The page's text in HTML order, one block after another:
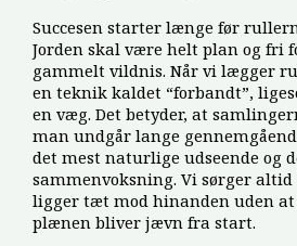
Succesen starter længe før
Jorden skal være helt plan og fri
gammelt vildnis. Når vi lægger
en teknik kaldet “forbandt”,
en væg. Det betyder, at
man undgår lange
det mest naturlige udseende og
sammenvoksning. Vi sørger
ligger tæt mod hinanden uden at
plænen bliver jævn fra start.